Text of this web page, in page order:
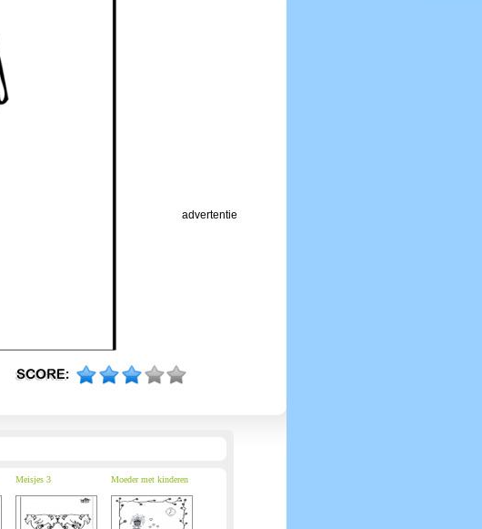
advertentie
Meisjes 3 Moeder met kinderen